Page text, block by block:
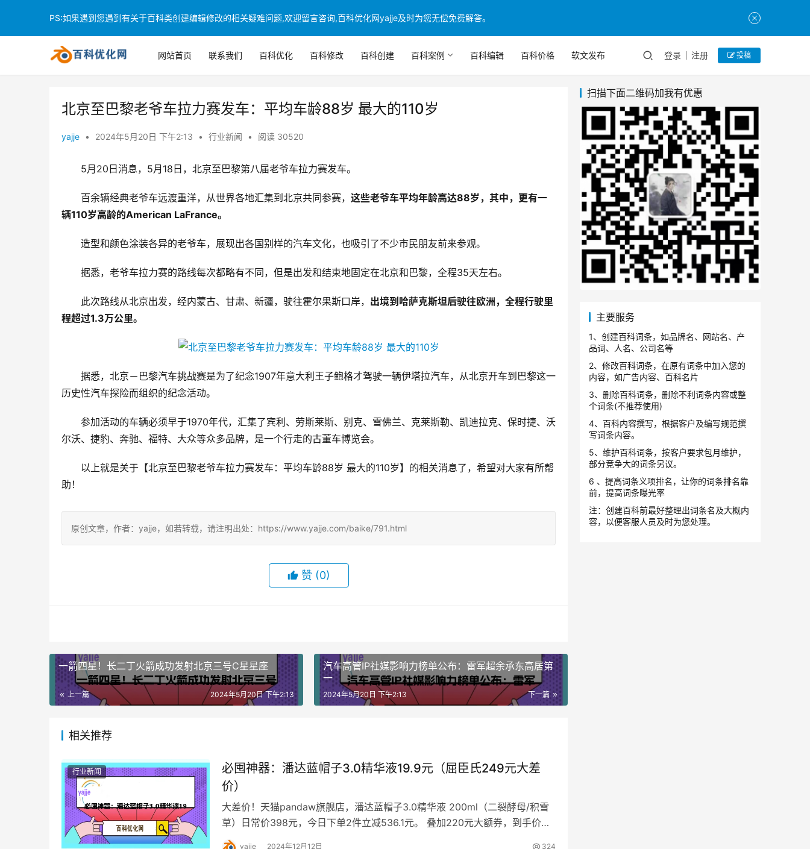
网站首页 联系我们 百科优化 百科修改 百科创建 百科案例 百科编辑 百科价格 软文发布 登录 注册 投稿
北京至巴黎老爷车拉力赛发车：平均车龄88岁 最大的110岁
yajje • 2024年5月20日 下午2:13 • 行业新闻 • 阅读 30520
5月20日消息，5月18日，北京至巴黎第八届老爷车拉力赛发车。
百余辆经典老爷车远渡重洋，从世界各地汇集到北京共同参赛， 这些老爷车平均年龄高达88岁，其中，更有一
辆110岁高龄的American LaFrance。
造型和颜色涂装各异的老爷车，展现出各国别样的汽车文化，也吸引了不少市民朋友前来参观。
据悉，老爷车拉力赛的路线每次都略有不同，但是出发和结束地固定在北京和巴黎，全程35天左右。
此次路线从北京出发，经内蒙古、甘肃、新疆，驶往霍尔果斯口岸， 出境到哈萨克斯坦后驶往欧洲，全程行驶里
程超过1.3万公里。
据悉，北京－巴黎汽车挑战赛是为了纪念1907年意大利王子鲍格才驾驶一辆伊塔拉汽车，从北京开车到巴黎这一
历史性汽车探险而组织的纪念活动。
参加活动的车辆必须早于1970年代，汇集了宾利、劳斯莱斯、别克、雪佛兰、克莱斯勒、凯迪拉克、保时捷、沃
尔沃、捷豹、奔驰、福特、大众等众多品牌，是一个行走的古董车博览会。
以上就是关于【北京至巴黎老爷车拉力赛发车：平均车龄88岁 最大的110岁】的相关消息了，希望对大家有所帮
助！
原创文章，作者：yajje，如若转载，请注明出处：https://www.yajje.com/baike/791.html
赞 (0)
一箭四星！长二丁火箭成功发射北京三号C星星座
上一篇 2024年5月20日 下午2:13
汽车高管IP社媒影响力榜单公布：雷军超余承东高居第
一
下一篇
2024年5月20日 下午2:13
相关推荐
行业新闻
必囤神器：潘达蓝帽子3.0精华液19.9元（屈臣氏249元大差
价）
大差价！天猫pandaw旗舰店，潘达蓝帽子3.0精华液 200ml（二裂酵母/积雪
草）日常价398元，今日下单2件立减536.1元。 叠加220元大额券，到手价
39.8元2瓶，折合…
yajje 2024年12月12日 324
扫描下面二维码加我有优惠
主要服务
1、创建百科词条，如品牌名、网站名、产
品词、人名、公司名等
2、修改百科词条，在原有词条中加入您的
内容，如广告内容、百科名片
3、删除百科词条，删除不利词条内容或整
个词条(不推荐使用)
4、百科内容撰写，根据客户及编写规范撰
写词条内容。
5、维护百科词条，按客户要求包月维护，
部分竞争大的词条另议。
6 、提高词条义项排名，让你的词条排名靠
前，提高词条曝光率
注：创建百科前最好整理出词条名及大概内
容，以便客服人员及时为您处理。
PS:如果遇到您遇到有关于百科类创建编辑修改的相关疑难问题,欢迎留言咨询,百科优化网yajje及时为您无偿免费解答。